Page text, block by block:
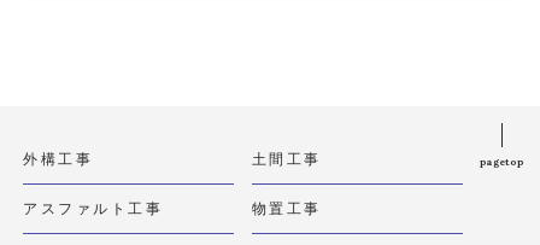
外構工事 土間工事
アスファルト工事 物置工事
pagetop